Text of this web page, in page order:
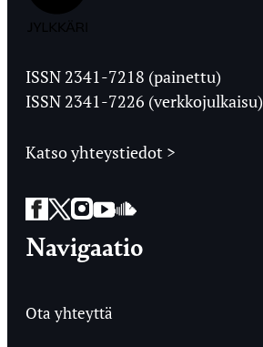
Ylioppilaslehti
ISSN 2341-7218 (painettu)
ISSN 2341-7226 (verkkojulkaisu)
Katso yhteystiedot >
Facebook
Twitter
Instagram
YouTube
SoundCloud
Navigaatio
Ota yhteyttä